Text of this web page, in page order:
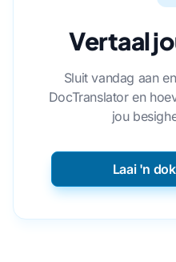
Vertaal
Sluit vandag aan
DocTranslator en
jou
Laai 'n